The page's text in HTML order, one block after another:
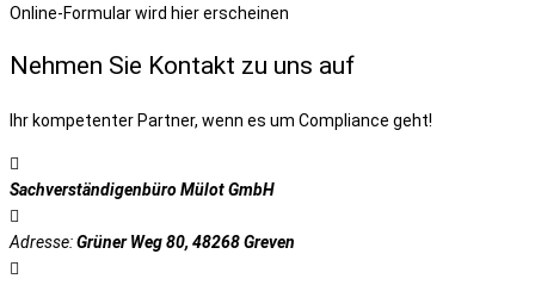
Online-Formular wird hier erscheinen
Nehmen Sie Kontakt zu uns auf
Ihr kompetenter Partner, wenn es um Compliance geht!
Sachverständigenbüro Mülot GmbH
Adresse:Grüner Weg 80, 48268 Greven